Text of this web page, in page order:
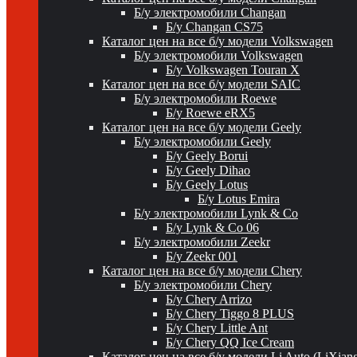
Б/у электромобили Changan
Б/у Changan CS75
Каталог цен на все б/у модели Volkswagen
Б/у электромобили Volkswagen
Б/у Volkswagen Touran X
Каталог цен на все б/у модели SAIC
Б/у электромобили Roewe
Б/у Roewe eRX5
Каталог цен на все б/у модели Geely
Б/у электромобили Geely
Б/у Geely Borui
Б/у Geely Dihao
Б/у Geely Lotus
Б/у Lotus Emira
Б/у электромобили Lynk & Co
Б/у Lynk & Co 06
Б/у электромобили Zeekr
Б/у Zeekr 001
Каталог цен на все б/у модели Chery
Б/у электромобили Chery
Б/у Chery Arrizo
Б/у Chery Tiggo 8 PLUS
Б/у Chery Little Ant
Б/у Chery QQ Ice Cream